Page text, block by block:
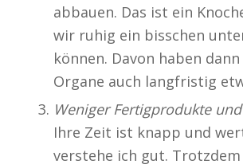
abbauen. Das ist ein
wir ruhig ein bisschen
können. Davon haben
Organe auch langfristig
Weniger Fertigprodukte
Ihre Zeit ist knapp und
verstehe ich gut.